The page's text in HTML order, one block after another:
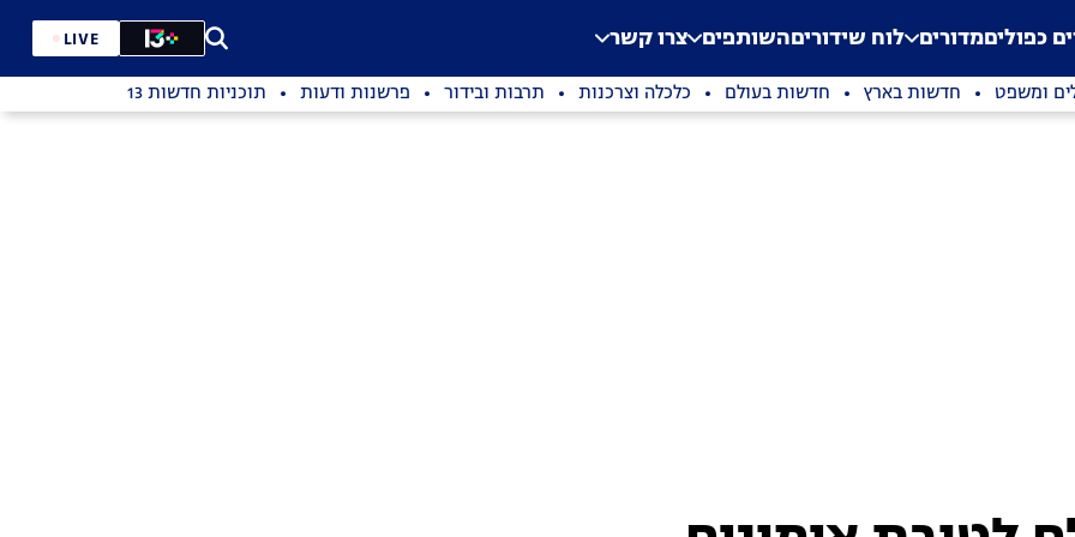
Application error: a
. כפוליםמדורים לוח שידוריםהשותפים צרו קשר LIVE
ומשפט חדשות בארץ חדשות בעולם כלכלה וצרכנות תרבות ובידור פרשנות ודעות תוכניות חדשות 13